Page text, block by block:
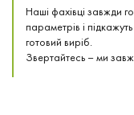
Наші фахівці завжди
параметрів і
готовий виріб.
Звертайтесь – ми